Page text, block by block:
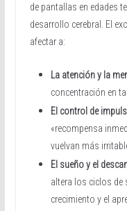
de pantallas en edades
desarrollo cerebral. El
afectar a:
La atención y la
concentración en
El control de
«recompensa
vuelvan más
El sueño y el
altera los ciclos de
crecimiento y el